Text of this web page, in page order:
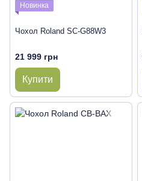
Новинка
Чохол Roland SC-G88W3
21 999 грн
Купити